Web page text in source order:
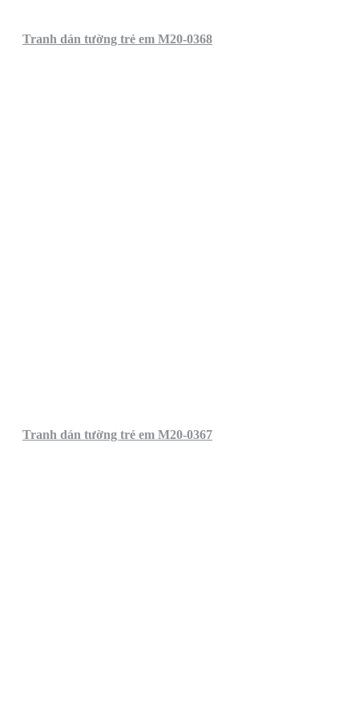
Tranh dán tường trẻ em M20-0368
Tranh dán tường trẻ em M20-0367